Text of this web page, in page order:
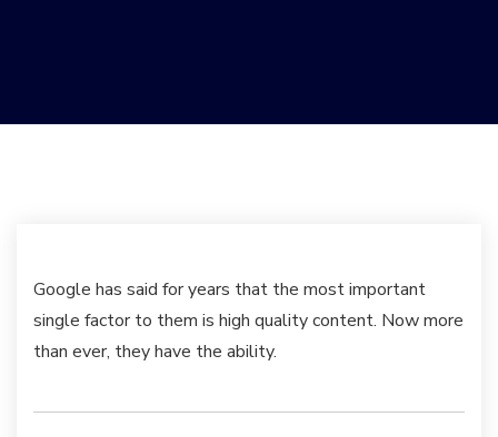
Google has said for years that the most important
single factor to them is high quality content. Now more
than ever, they have the ability.